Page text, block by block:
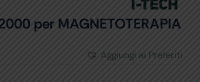
per MAGNETOTERAPIA
Aggiungi ai Preferiti